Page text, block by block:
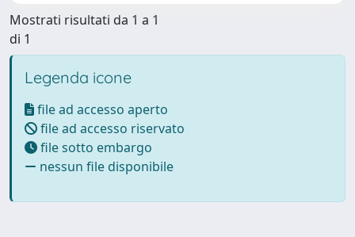
Mostrati risultati da 1 a 1
di 1
Legenda icone
file ad accesso aperto
file ad accesso riservato
file sotto embargo
nessun file disponibile